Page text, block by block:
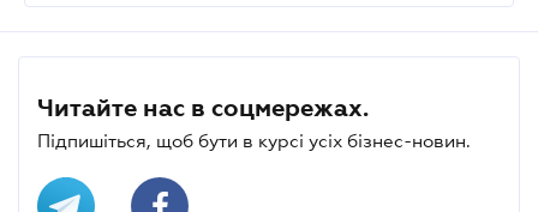
Читайте нас в соцмережах.
Підпишіться, щоб бути в курсі усіх бізнес-новин.